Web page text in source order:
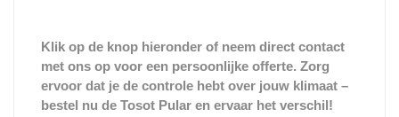
Klik op de knop hieronder of neem direct contact
met ons op voor een persoonlijke offerte. Zorg
ervoor dat je de controle hebt over jouw klimaat –
bestel nu de Tosot Pular en ervaar het verschil!